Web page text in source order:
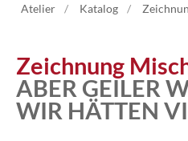
Atelier
Katalog
Atelier Katalog
Zeichnung
ABER GEILER
WIR HÄTTEN